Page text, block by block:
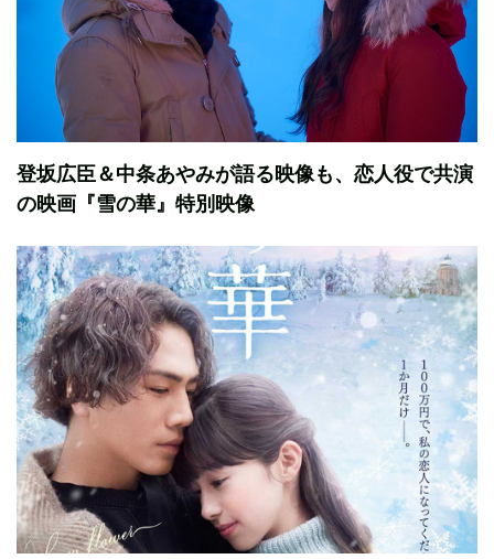
登坂広臣＆中条あやみが語る映像も、恋人役で共演
の映画『雪の華』特別映像